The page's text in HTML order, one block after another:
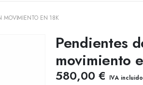
MOVIMIENTO EN 18K
Pendientes
movimiento
580,00 € IVA incluido